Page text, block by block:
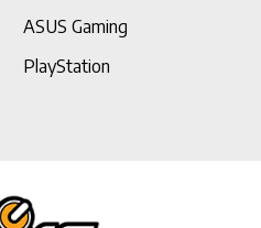
ASUS Gaming
PlayStation